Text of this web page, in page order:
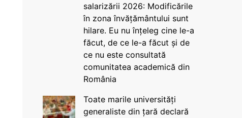
salarizării 2026: Modificările
în zona învățământului sunt
hilare. Eu nu înțeleg cine le-a
făcut, de ce le-a făcut și de
ce nu este consultată
comunitatea academică din
România
Toate marile universități
generaliste din țară declară